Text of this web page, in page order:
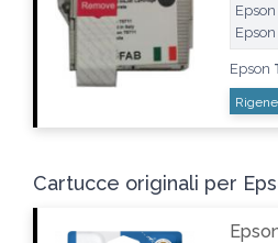
Epson
Cartucce originali per